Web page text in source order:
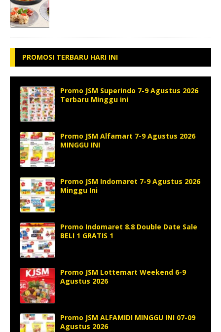
PROMOSI TERBARU HARI INI
Promo JSM Superindo 7-9 Agustus 2026
Terbaru Minggu ini
Promo JSM Alfamart 7-9 Agustus 2026
MINGGU INI
Promo JSM Indomaret 7-9 Agustus 2026
Minggu Ini
Promo Indomaret 8.8 Double Date Sale
BELI 1 GRATIS 1
Promo JSM Lottemart Weekend 6-9
Agustus 2026
Promo JSM ALFAMIDI MINGGU INI 07-09
Agustus 2026